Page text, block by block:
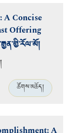
Concise
Offering
ཚོགས་མཆོད།
A